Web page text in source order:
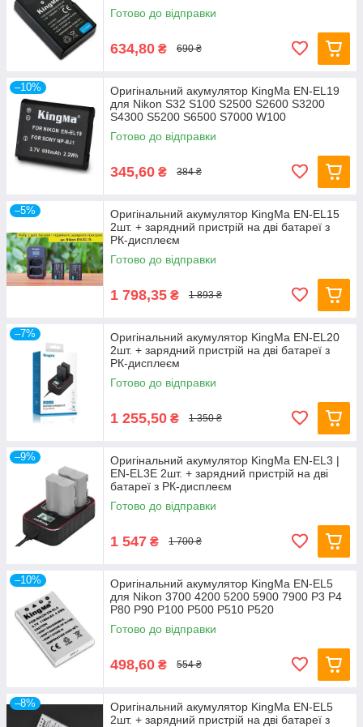
Готово до відправки
634,80 ₴ 690 ₴
–10%
Оригінальний акумулятор KingMa EN-EL19
для Nikon S32 S100 S2500 S2600 S3200
S4300 S5200 S6500 S7000 W100
Готово до відправки
345,60 ₴ 384 ₴
–5%
Оригінальний акумулятор KingMa EN-EL15
2шт. + зарядний пристрій на дві батареї з
РК-дисплеєм
Готово до відправки
1 798,35 ₴ 1 893 ₴
–7%
Оригінальний акумулятор KingMa EN-EL20
2шт. + зарядний пристрій на дві батареї з
РК-дисплеєм
Готово до відправки
1 255,50 ₴ 1 350 ₴
–9%
Оригінальний акумулятор KingMa EN-EL3 |
EN-EL3E 2шт. + зарядний пристрій на дві
батареї з РК-дисплеєм
Готово до відправки
1 547 ₴ 1 700 ₴
–10%
Оригінальний акумулятор KingMa EN-EL5
для Nikon 3700 4200 5200 5900 7900 P3 P4
P80 P90 P100 P500 P510 P520
Готово до відправки
498,60 ₴ 554 ₴
–8%
Оригінальний акумулятор KingMa EN-EL5
2шт. + зарядний пристрій на дві батареї з